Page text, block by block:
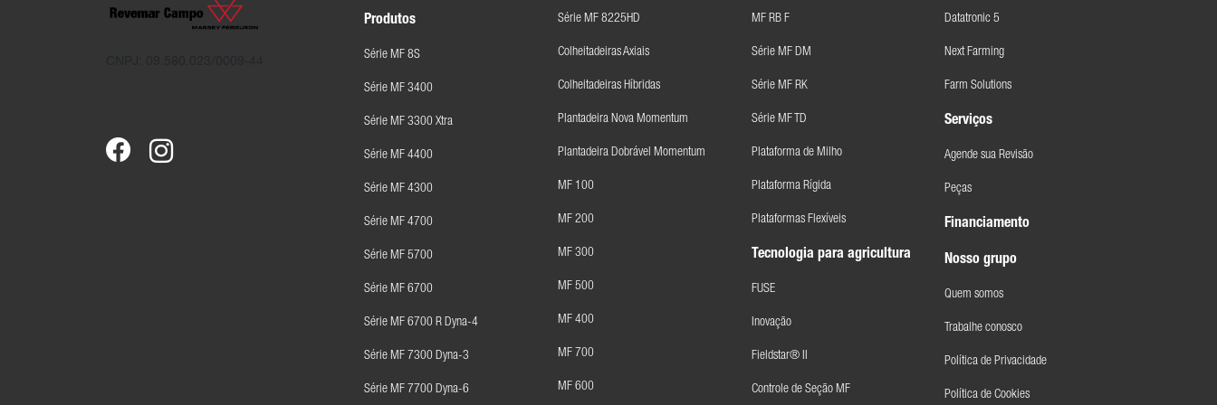
Produtos
Série MF 8S
Série MF 3400
Série MF 3300 Xtra
Série MF 4400
Série MF 4300
Série MF 4700
Série MF 5700
Série MF 6700
Série MF 6700 R Dyna-4
Série MF 7300 Dyna-3
Série MF 7700 Dyna-6
Série MF 8225HD
Colheitadeiras Axiais
Colheitadeiras Híbridas
Plantadeira Nova Momentum
Plantadeira Dobrável Momentum
MF 100
MF 200
MF 300
MF 500
MF 400
MF 700
MF 600
MF RB F
Série MF DM
Série MF RK
Série MF TD
Plataforma de Milho
Plataforma Rígida
Plataformas Flexíveis
Tecnologia para agricultura
FUSE
Inovação
Fieldstar® II
Controle de Seção MF
Datatronic 5
Next Farming
Farm Solutions
Serviços
Agende sua Revisão
Peças
Financiamento
Nosso grupo
Quem somos
Trabalhe conosco
Política de Privacidade
Política de Cookies